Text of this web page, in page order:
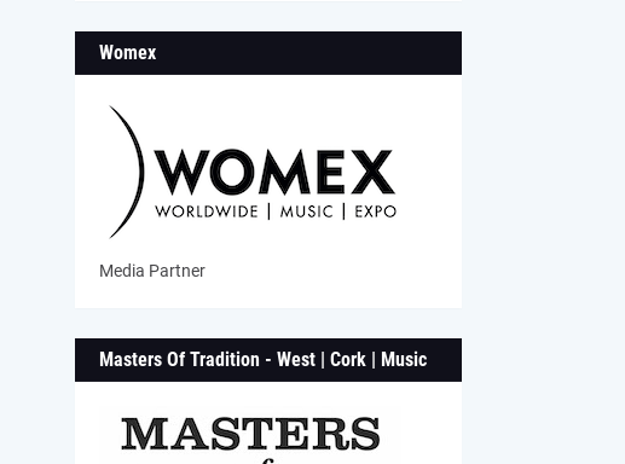
Womex
Media Partner
Masters Of Tradition - West | Cork | Music